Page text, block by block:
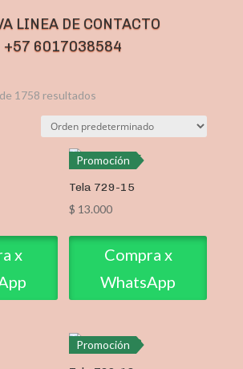
LINEA DE CONTACTO
+57 6017038584
1758 resultados
x
Promoción
Tela 729-15
$ 13.000
Compra x
WhatsApp
Promoción